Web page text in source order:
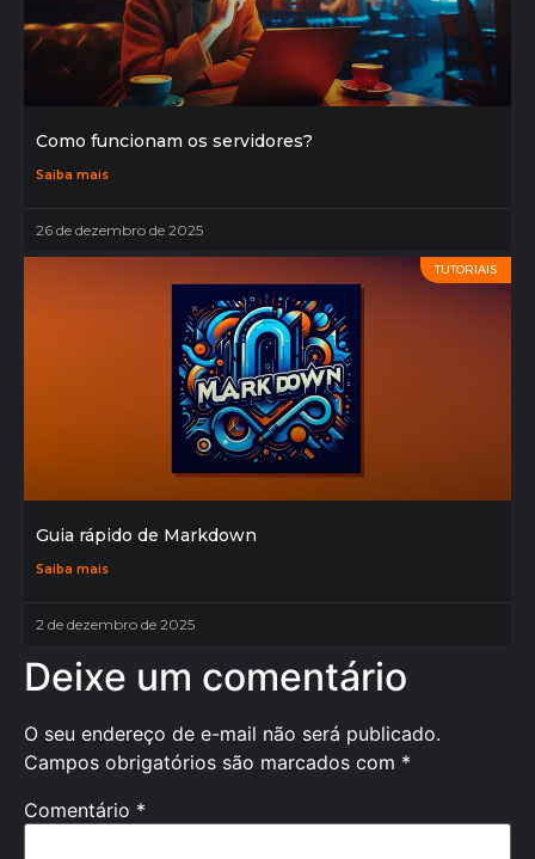
Como funcionam os servidores?
Saiba mais
26 de dezembro de 2025
TUTORIAIS
Guia rápido de Markdown
Saiba mais
2 de dezembro de 2025
Deixe um comentário
O seu endereço de e-mail não será publicado.
Campos obrigatórios são marcados com *
Comentário *